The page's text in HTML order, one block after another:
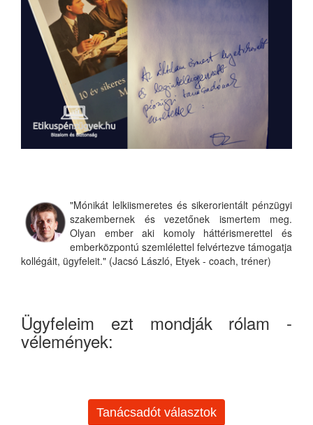
"Mónikát lelkiismeretes és sikerorientált pénzügyi
szakembernek és vezetőnek ismertem meg.
Olyan ember aki komoly háttérismerettel és
emberközpontú szemlélettel felvértezve támogatja
kollégáit, ügyfeleit." (Jacsó László, Etyek - coach, tréner)
Ügyfeleim ezt mondják rólam -
vélemények:
Tanácsadót választok